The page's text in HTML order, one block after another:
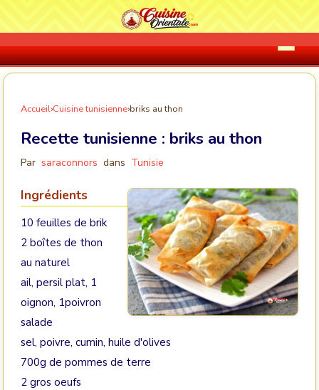
Accueil›Cuisine tunisienne›briks au thon
Recette tunisienne : briks au thon
Par saraconnors dans Tunisie
Ingrédients
10 feuilles de brik
2 boîtes de thon
au naturel
ail, persil plat, 1
oignon, 1poivron
salade
sel, poivre, cumin, huile d'olives
700g de pommes de terre
2 gros oeufs